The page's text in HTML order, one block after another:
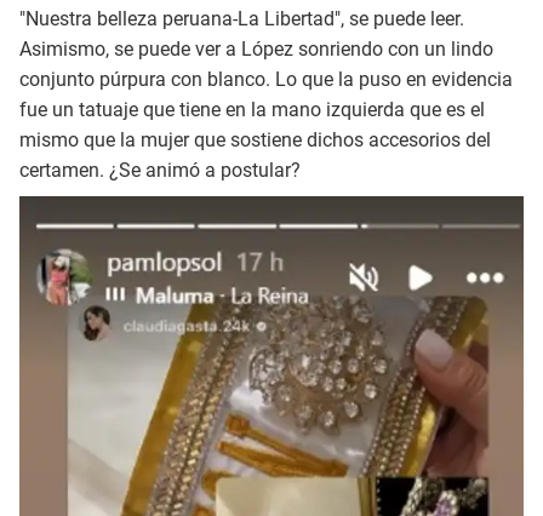
"Nuestra belleza peruana-La Libertad", se puede leer.
Asimismo, se puede ver a López sonriendo con un lindo
conjunto púrpura con blanco. Lo que la puso en evidencia
fue un tatuaje que tiene en la mano izquierda que es el
mismo que la mujer que sostiene dichos accesorios del
certamen. ¿Se animó a postular?